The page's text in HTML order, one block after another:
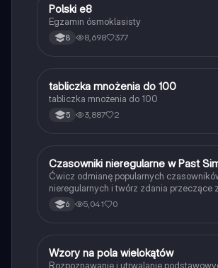
Język polski
Polski e8
Egzamin ósmoklasisty
8 8,698 377
TMatematyka
tabliczka mnożenia do 100
tabliczka mnożenia do 100
5 3,887 2
CJęzyk angielski
Czasowniki nieregularne w Past
Ćwicz odmianę popularnych
nieregularnych i twórz zdania przeczące
didn't w czasie Past Simple.
6 5,041 0
WMatematyka
Wzory na pola wielokątów
Rozpoznawanie i utrwalanie